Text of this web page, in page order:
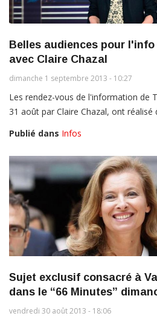
Belles audiences pour
avec Claire Chazal
dimanche 1 septembre 2013 - 10:27
Les rendez-vous de l'information de
31 août par Claire Chazal, ont réalisé
Publié dans Infos
Sujet exclusif consacré à
dans le “66 Minutes”
vendredi 30 août 2013 - 18:06